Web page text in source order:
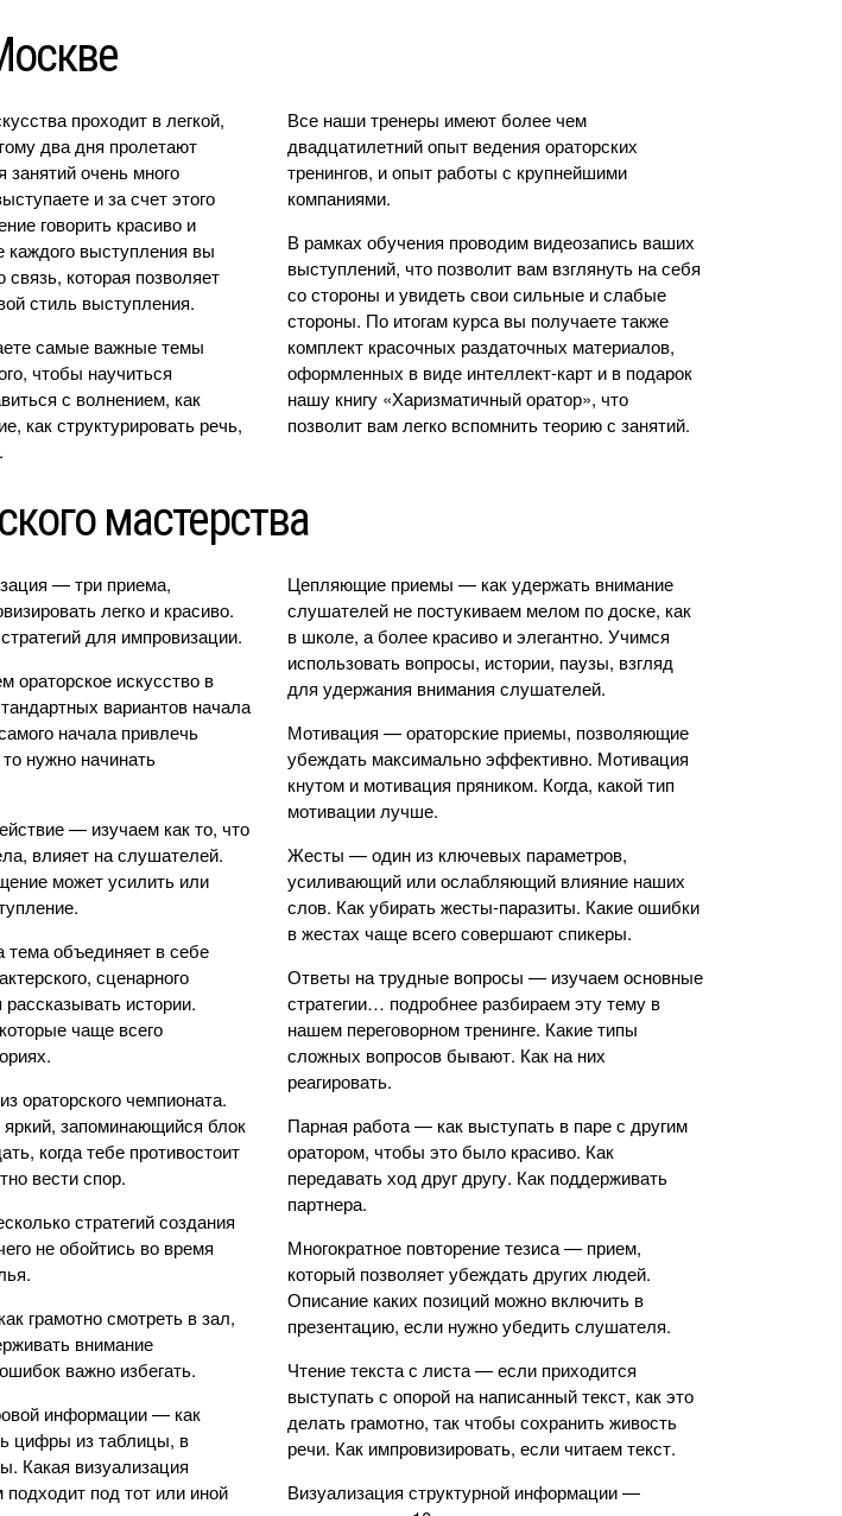
проходит в легкой,
два дня пролетают
занятий очень много
и за счет этого
говорить красиво и
выступления вы
которая позволяет
стиль выступления.
самые важные темы
чтобы научиться
с волнением, как
как структурировать речь,
Все наши тренеры имеют более чем
двадцатилетний опыт ведения ораторских
тренингов, и опыт работы с крупнейшими
компаниями.
В рамках обучения проводим видеозапись ваших
выступлений, что позволит вам взглянуть на себя
со стороны и увидеть свои сильные и слабые
стороны. По итогам курса вы получаете также
комплект красочных раздаточных материалов,
оформленных в виде интеллект-карт и в подарок
нашу книгу «Харизматичный оратор», что
позволит вам легко вспомнить теорию с занятий.
мастерства
— три приема,
легко и красиво.
для импровизации.
искусство в
вариантов начала
начала привлечь
нужно начинать
— изучаем как то, что
влияет на слушателей.
может усилить или
объединяет в себе
сценарного
истории.
чаще всего
ораторского чемпионата.
запоминающийся блок
когда тебе противостоит
вести спор.
стратегий создания
не обойтись во время
грамотно смотреть в зал,
внимание
важно избегать.
информации — как
цифры из таблицы, в
Какая визуализация
под тот или иной
Цепляющие приемы — как удержать внимание
слушателей не постукиваем мелом по доске, как
в школе, а более красиво и элегантно. Учимся
использовать вопросы, истории, паузы, взгляд
для удержания внимания слушателей.
Мотивация — ораторские приемы, позволяющие
убеждать максимально эффективно. Мотивация
кнутом и мотивация пряником. Когда, какой тип
мотивации лучше.
Жесты — один из ключевых параметров,
усиливающий или ослабляющий влияние наших
слов. Как убирать жесты-паразиты. Какие ошибки
в жестах чаще всего совершают спикеры.
Ответы на трудные вопросы — изучаем основные
стратегии… подробнее разбираем эту тему в
нашем переговорном тренинге. Какие типы
сложных вопросов бывают. Как на них
реагировать.
Парная работа — как выступать в паре с другим
оратором, чтобы это было красиво. Как
передавать ход друг другу. Как поддерживать
партнера.
Многократное повторение тезиса — прием,
который позволяет убеждать других людей.
Описание каких позиций можно включить в
презентацию, если нужно убедить слушателя.
Чтение текста с листа — если приходится
выступать с опорой на написанный текст, как это
делать грамотно, так чтобы сохранить живость
речи. Как импровизировать, если читаем текст.
Визуализация структурной информации —